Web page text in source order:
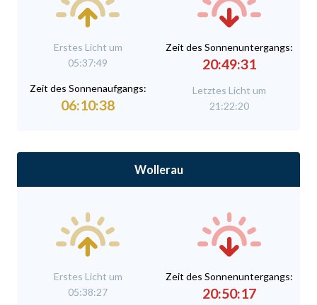
Erstes Licht um
05:37:49
Zeit des Sonnenaufgangs:
06:10:38
Zeit des Sonnenuntergangs:
20:49:31
Letztes Licht um
21:22:20
Wollerau
Erstes Licht um
05:38:27
Zeit des Sonnenuntergangs:
20:50:17